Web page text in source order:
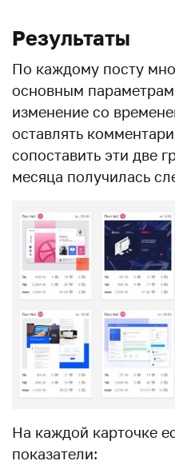
Результаты
По каждому посту
основным
изменение со
оставлять
сопоставить эти две
месяца получилась
На каждой карточке
показатели: